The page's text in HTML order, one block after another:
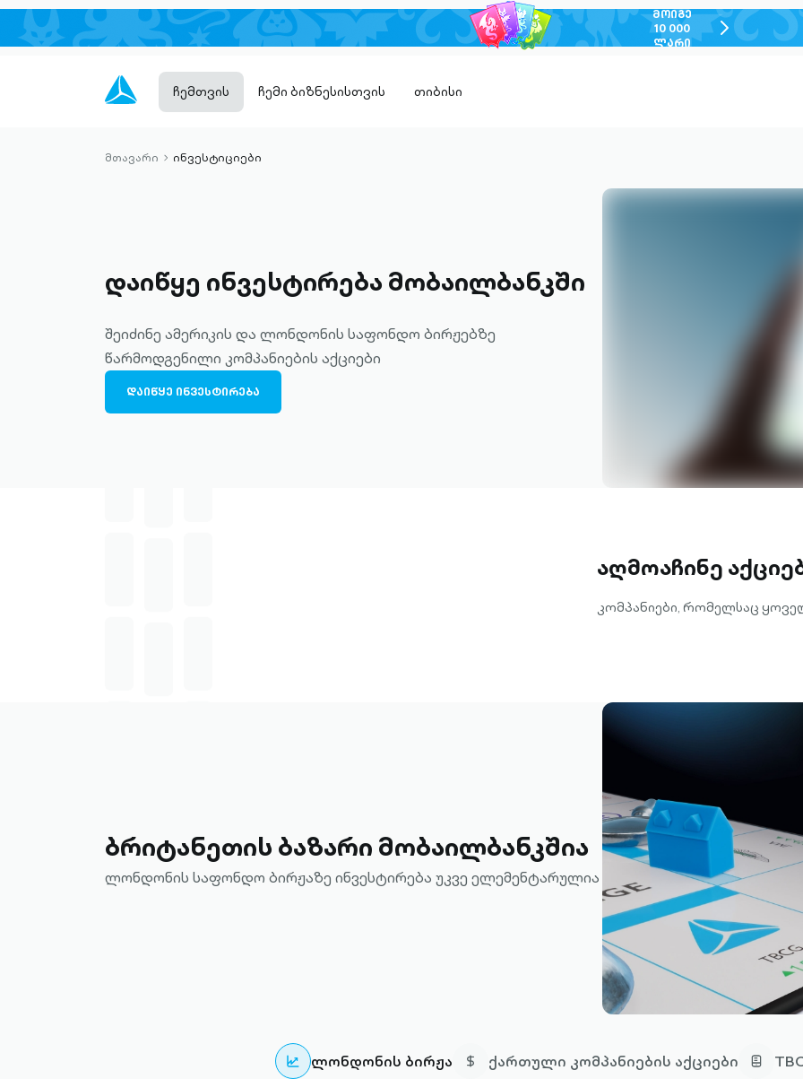
ᲛᲝᲘᲒᲔ
10 000
ᲚᲐᲠᲘ
chevron-
right-
ჩემთვის ჩემი ბიზნესისთვის თიბისი
მთავარი chevron-
ინვესტიციები
დაიწყე ინვესტირება მობაილბანკში
შეიძინე ამერიკის და ლონდონის საფონდო ბირჟებზე
წარმოდგენილი კომპანიების აქციები
ᲓᲐᲘᲬᲧᲔ ᲘᲜᲕᲔᲡᲢᲘᲠᲔᲑᲐ
აღმოაჩინე
კომპანიები, რომელსაც
ბრიტანეთის ბაზარი მობაილბანკშია
ლონდონის საფონდო ბირჟაზე ინვესტირება უკვე ელემენტარულია
ლონდონის ბირჟა ქართული კომპანიების აქციები